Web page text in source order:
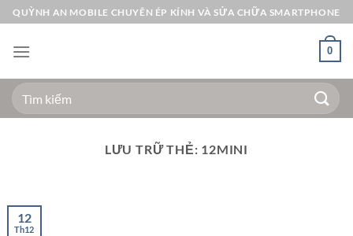
Bỏ
qua
nội
QUỲNH AN MOBILE CHUYÊN ÉP KÍNH VÀ SỬA CHỮA SMARTPHONE
0
Tìm
kiếm:
LƯU TRỮ THẺ: 12MINI
12
Th12